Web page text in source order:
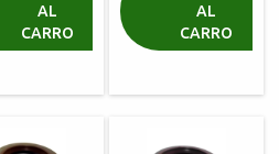
R$ 21,20
AL
CARRO
AL
CARRO